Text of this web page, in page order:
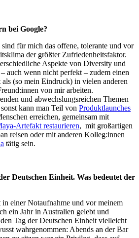
bei Google?
sind für mich das offene, tolerante und vor
der größter Zufriedenheitsfaktor.
Aspekte von Diversity und
auch wenn nicht perfekt – zudem einen
als (so mein Eindruck) in vielen anderen
von mir arbeiten.
und abwechslungsreichen Themen
kann man Teil von Produktlaunches
erreichen, gemeinsam mit
Artefakt restaurieren, mit großartigen
reisen oder mit anderen Kolleg:innen
tätig sein.
Deutschen Einheit. Was bedeutet der
einer Notaufnahme und vor meinem
ein Jahr in Australien gelebt und
Tag der Deutschen Einheit vielleicht
wahrgenommen: Abends an der Bar